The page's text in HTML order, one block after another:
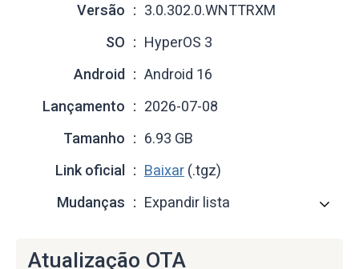
Versão
3.0.302.0.WNTTRXM
SO
HyperOS 3
Android
Android 16
Lançamento
2026-07-08
Tamanho
6.93 GB
Link oficial
Baixar (.tgz)
Mudanças
Expandir lista
Atualização OTA